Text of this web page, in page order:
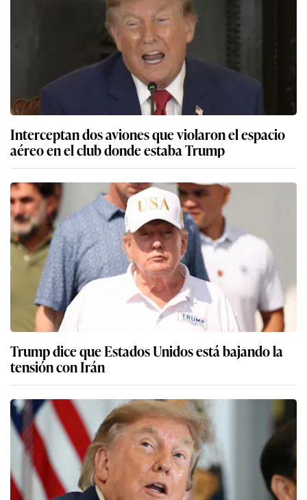
Interceptan dos aviones que violaron el espacio
aéreo en el club donde estaba Trump
Trump dice que Estados Unidos está bajando la
tensión con Irán